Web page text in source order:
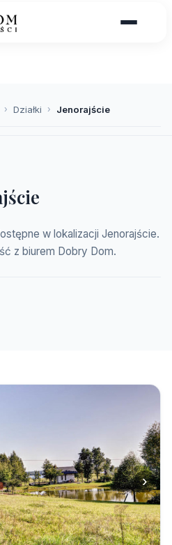
› Działki › Jenorajście
w lokalizacji Jenorajście.
z biurem Dobry Dom.
›